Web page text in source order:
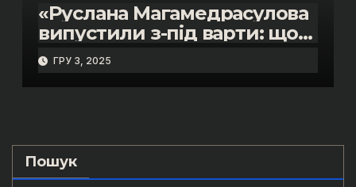
«Руслана Магамедрасулова
випустили з-під варти: що
відбувалось у залі суду»
ГРУ 3, 2025
Пошук